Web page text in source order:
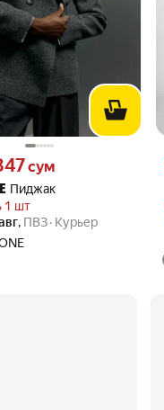
Пиджак
1 шт
сум вместо
сум
, ПВЗ Курьер